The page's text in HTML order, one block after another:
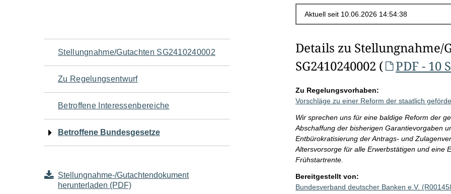
Navigation
für
den
Seiteninhalt
Stellungnahme/Gutachten SG2410240002
Zu Regelungsentwurf
Betroffene Interessenbereiche
Betroffene Bundesgesetze
Stellungnahme-/Gutachtendokument
herunterladen (PDF)
Details zu Stellungnahme/
SG2410240002 (
PDF - 10
Zu Regelungsvorhaben:
Vorschläge zu einer Reform der staatlich
Wir sprechen uns für eine baldige Reform der
Abschaffung der bisherigen Garantievorgaben
Entbürokratisierung der Antrags- und
Altersvorsorge für alle Erwerbstätigen und eine
Frühstartrente.
Bereitgestellt von:
Bundesverband deutscher Banken e.V.